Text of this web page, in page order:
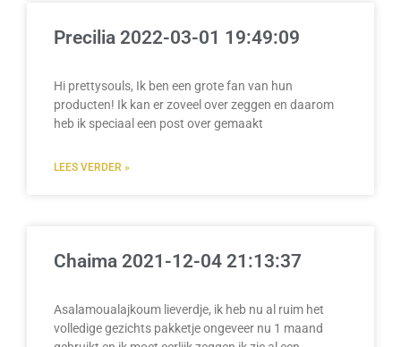
Precilia 2022-03-01 19:49:09
Hi prettysouls, Ik ben een grote fan van hun
producten! Ik kan er zoveel over zeggen en daarom
heb ik speciaal een post over gemaakt
LEES VERDER »
Chaima 2021-12-04 21:13:37
Asalamoualajkoum lieverdje, ik heb nu al ruim het
volledige gezichts pakketje ongeveer nu 1 maand